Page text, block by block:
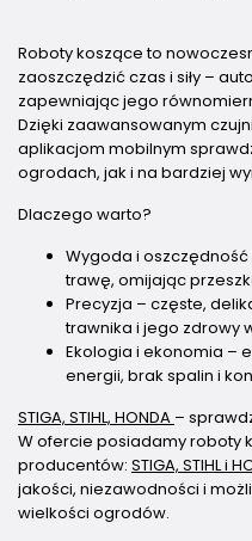
Roboty koszące to
zaoszczędzić czas i siły –
zapewniając jego
Dzięki zaawansowanym
aplikacjom mobilnym
ogrodach, jak i na bardziej
Dlaczego warto?
Wygoda i
trawę, omijając
Precyzja – częste,
trawnika i jego zdrowy
Ekologia i ekonomia –
energii, brak spalin i
STIGA, STIHL, HONDA –
W ofercie posiadamy roboty
producentów: STIGA, STIHL i
jakości, niezawodności i
wielkości ogrodów.